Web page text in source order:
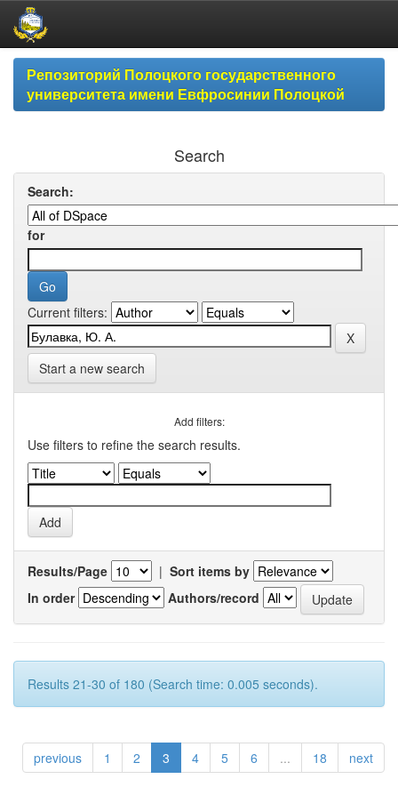
Skip
navigationРепозиторий Полоцкого государственного
университета имени Евфросинии Полоцкой
Search
Search:
for
Current filters:
Start a new search
Add filters:
Use filters to refine the search results.
Results/Page | Sort items by
In order
Authors/record
Results 21-30 of 180 (Search time: 0.005 seconds).
previous 1 2 3 4 5 6 ... 18 next